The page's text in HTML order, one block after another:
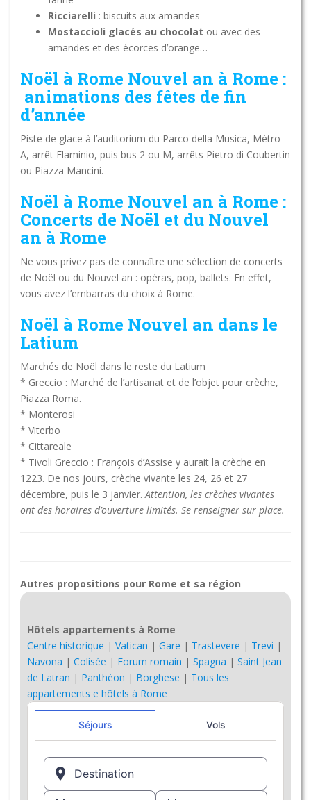
Ricciarelli : biscuits aux amandes
Mostaccioli glacés au chocolat ou avec des
amandes et des écorces d’orange…
Noël à Rome Nouvel an à Rome :
animations des fêtes de fin
d’année
Piste de glace à l’auditorium du Parco della Musica, Métro
A, arrêt Flaminio, puis bus 2 ou M, arrêts Pietro di Coubertin
ou Piazza Mancini.
Noël à Rome Nouvel an à Rome :
Concerts de Noël et du Nouvel
an à Rome
Ne vous privez pas de connaître une sélection de concerts
de Noël ou du Nouvel an : opéras, pop, ballets. En effet,
vous avez l’embarras du choix à Rome.
Noël à Rome Nouvel an dans le
Latium
Marchés de Noël dans le reste du Latium
* Greccio : Marché de l’artisanat et de l’objet pour crèche,
Piazza Roma.
* Monterosi
* Viterbo
* Cittareale
* Tivoli Greccio : François d’Assise y aurait la crèche en
1223. De nos jours, crèche vivante les 24, 26 et 27
décembre, puis le 3 janvier.Attention, les crèches vivantes
ont des horaires d’ouverture limités. Se renseigner sur place.
Autres propositions pour Rome et sa région
Hôtels appartements à Rome
Centre historique | Vatican | Gare | Trastevere | Trevi |
Navona | Colisée | Forum romain | Spagna | Saint Jean
de Latran | Panthéon | Borghese | Tous les
appartements e hôtels à Rome